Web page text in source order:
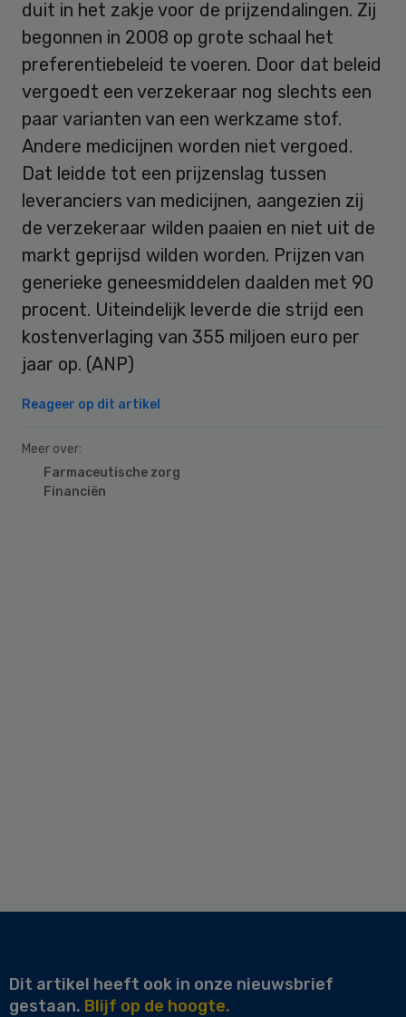
duit in het zakje voor de prijzendalingen. Zij
begonnen in 2008 op grote schaal het
preferentiebeleid te voeren. Door dat beleid
vergoedt een verzekeraar nog slechts een
paar varianten van een werkzame stof.
Andere medicijnen worden niet vergoed.
Dat leidde tot een prijzenslag tussen
leveranciers van medicijnen, aangezien zij
de verzekeraar wilden paaien en niet uit de
markt geprijsd wilden worden. Prijzen van
generieke geneesmiddelen daalden met 90
procent. Uiteindelijk leverde die strijd een
kostenverlaging van 355 miljoen euro per
jaar op. (ANP)
Reageer op dit artikel
Meer over:
Farmaceutische zorg
Financiën
Dit artikel heeft ook in onze nieuwsbrief
gestaan. Blijf op de hoogte.